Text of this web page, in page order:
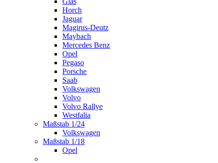
Horch
Jaguar
Magirus-Deutz
Maybach
Mercedes Benz
Opel
Pegaso
Porsche
Saab
Volkswagen
Volvo
Volvo Rallye
Westfalia
Maßstab 1/24
Volkswagen
Maßstab 1/18
Opel